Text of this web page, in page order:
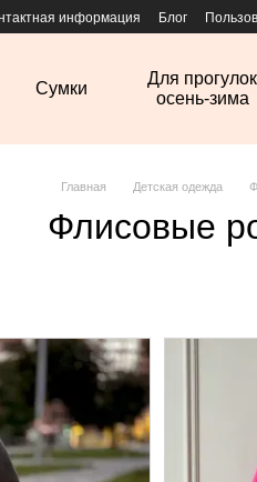
информация Блог
Сумки
Для прогулок
осень-зима
Главная Детская одежда
Флисовые